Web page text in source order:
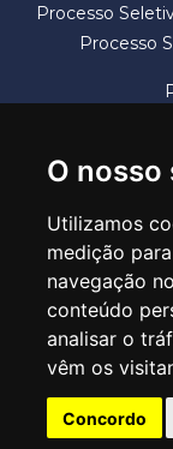
O nosso
Utilizamos
medição
navegação
conteúdo
analisar o
vêm os
Concordo
Processo
Processo
Rua Claudino
Central